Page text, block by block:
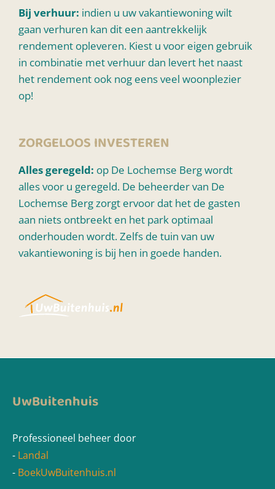
Bij verhuur: indien u uw vakantiewoning wilt
gaan verhuren kan dit een aantrekkelijk
rendement opleveren. Kiest u voor eigen gebruik
in combinatie met verhuur dan levert het naast
het rendement ook nog eens veel woonplezier
op!
ZORGELOOS INVESTEREN
Alles geregeld: op De Lochemse Berg wordt
alles voor u geregeld. De beheerder van De
Lochemse Berg zorgt ervoor dat het de gasten
aan niets ontbreekt en het park optimaal
onderhouden wordt. Zelfs de tuin van uw
vakantiewoning is bij hen in goede handen.
UwBuitenhuis
Professioneel beheer door
- Landal
- BoekUwBuitenhuis.nl